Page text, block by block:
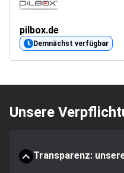
pilbox.de
Demnächst verfügbar
Unsere
Transparenz: